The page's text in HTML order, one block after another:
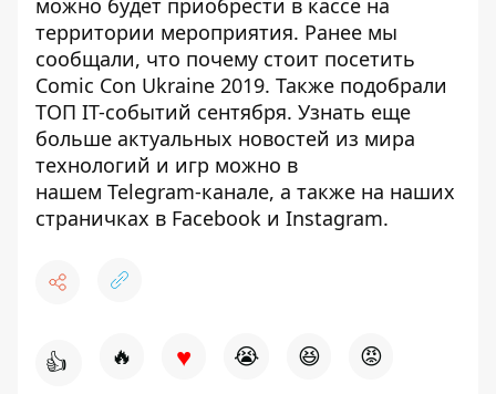
можно будет приобрести в кассе на
территории мероприятия. Ранее мы
сообщали, что почему стоит посетить
Comic Con Ukraine 2019. Также подобрали
ТОП IT-событий сентября. Узнать еще
больше актуальных новостей из мира
технологий и игр можно в
нашем Telegram-канале, а также на наших
страничках в Facebook и Instagram.
👍 🔥 ♥ 😭 😆 😡